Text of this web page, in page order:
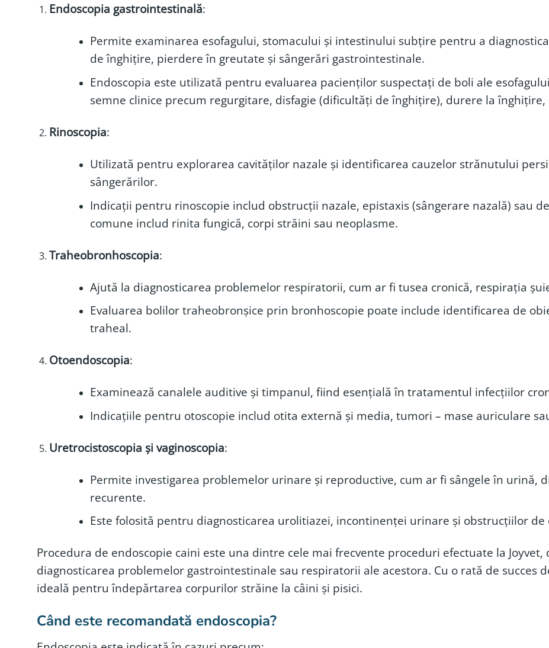
Endoscopia gastrointestinală:
Permite examinarea esofagului, stomacului și intestinului subțire pentru a
de înghițire, pierdere în greutate și sângerări gastrointestinale.
Endoscopia este utilizată pentru evaluarea pacienților suspectați de boli ale
semne clinice precum regurgitare, disfagie (dificultăți de înghițire), durere la înghițire,
Rinoscopia:
Utilizată pentru explorarea cavităților nazale și identificarea cauzelor strănutului
sângerărilor.
Indicații pentru rinoscopie includ obstrucții nazale, epistaxis (sângerare nazală) sau
comune includ rinita fungică, corpi străini sau neoplasme.
Traheobronhoscopia:
Ajută la diagnosticarea problemelor respiratorii, cum ar fi tusea cronică, respirația
Evaluarea bolilor traheobronșice prin bronhoscopie poate include identificarea de
traheal.
Otoendoscopia:
Examinează canalele auditive și timpanul, fiind esențială în tratamentul infecțiilor
Indicațiile pentru otoscopie includ otita externă și media, tumori – mase auriculare
Uretrocistoscopia și vaginoscopia:
Permite investigarea problemelor urinare și reproductive, cum ar fi sângele în urină,
recurente.
Este folosită pentru diagnosticarea urolitiazei, incontinenței urinare și obstrucțiilor de
Procedura de endoscopie caini este una dintre cele mai frecvente proceduri efectuate la
diagnosticarea problemelor gastrointestinale sau respiratorii ale acestora. Cu o rată de succes
ideală pentru îndepărtarea corpurilor străine la câini și pisici.
Când este recomandată endoscopia?